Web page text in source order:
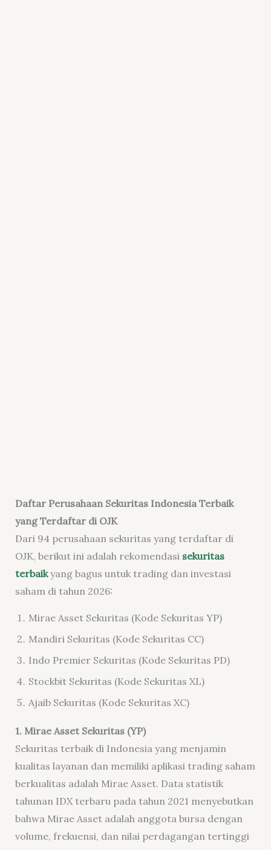
Daftar Perusahaan Sekuritas Indonesia Terbaik
yang Terdaftar di OJK
Dari 94 perusahaan sekuritas yang terdaftar di
OJK, berikut ini adalah rekomendasi sekuritas
terbaikyang bagus untuk trading dan investasi
saham di tahun 2026:
Mirae Asset Sekuritas (Kode Sekuritas YP)
Mandiri Sekuritas (Kode Sekuritas CC)
Indo Premier Sekuritas (Kode Sekuritas PD)
Stockbit Sekuritas (Kode Sekuritas XL)
Ajaib Sekuritas (Kode Sekuritas XC)
1. Mirae Asset Sekuritas (YP)
Sekuritas terbaik di Indonesia yang menjamin
kualitas layanan dan memiliki aplikasi trading saham
berkualitas adalah Mirae Asset. Data statistik
tahunan IDX terbaru pada tahun 2021 menyebutkan
bahwa Mirae Asset adalah anggota bursa dengan
volume, frekuensi, dan nilai perdagangan tertinggi